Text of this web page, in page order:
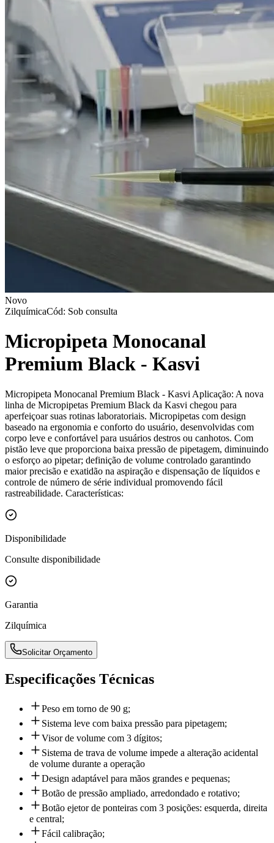
Novo
ZilquímicaCód: Sob consulta
Micropipeta Monocanal
Premium Black - Kasvi
Micropipeta Monocanal Premium Black - Kasvi Aplicação: A nova
linha de Micropipetas Premium Black da Kasvi chegou para
aperfeiçoar suas rotinas laboratoriais. Micropipetas com design
baseado na ergonomia e conforto do usuário, desenvolvidas com
corpo leve e confortável para usuários destros ou canhotos. Com
pistão leve que proporciona baixa pressão de pipetagem, diminuindo
o esforço ao pipetar; definição de volume controlado garantindo
maior precisão e exatidão na aspiração e dispensação de líquidos e
controle de número de série individual promovendo fácil
rastreabilidade. Características:
Disponibilidade
Consulte disponibilidade
Garantia
Zilquímica
Solicitar Orçamento
Especificações Técnicas
Peso em torno de 90 g;
Sistema leve com baixa pressão para pipetagem;
Visor de volume com 3 dígitos;
Sistema de trava de volume impede a alteração acidental
de volume durante a operação
Design adaptável para mãos grandes e pequenas;
Botão de pressão ampliado, arredondado e rotativo;
Botão ejetor de ponteiras com 3 posições: esquerda, direita
e central;
Fácil calibração;